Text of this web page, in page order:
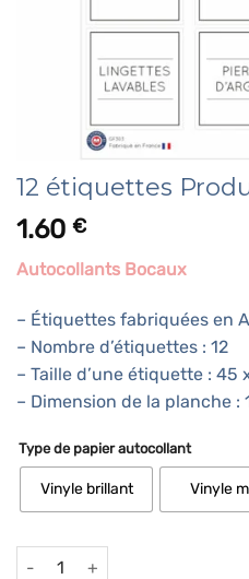
12 étiquettes
1.60 €
Autocollants Bocaux
– Étiquettes fabriquées en
– Nombre d’étiquettes : 12
– Taille d’une étiquette : 45
– Dimension de la planche :
Type de papier autocollant
Vinyle brillant Vinyle
quantité de 12 étiquettes